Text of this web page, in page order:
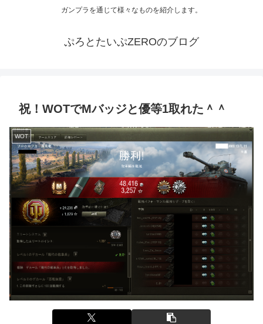
ガンプラを通じて様々なものを紹介します。
ぷろとたいぷZEROのブログ
祝！WOTでMバッジと優等1取れた＾＾
WOT